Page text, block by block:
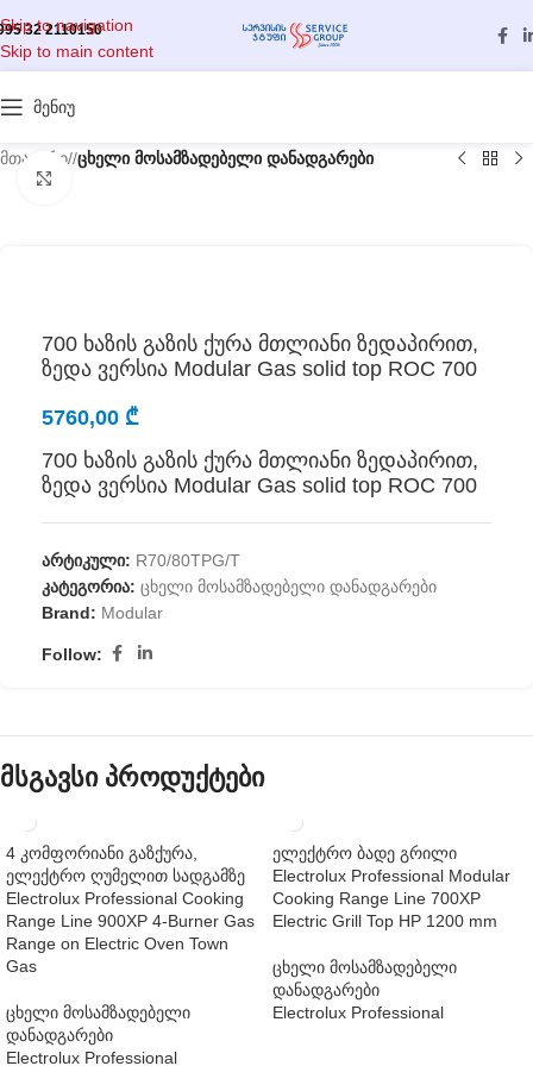
Skip to navigation
Skip to main content
32 2110150
მენიუ
მთავარი/ ცხელი მოსამზადებელი დანადგარები
700 ხაზის გაზის ქურა მთლიანი ზედაპირით,
ზედა ვერსია Modular Gas solid top ROC 700
5760,00 ₾
700 ხაზის გაზის ქურა მთლიანი ზედაპირით,
ზედა ვერსია Modular Gas solid top ROC 700
არტიკული: R70/80TPG/T
კატეგორია: ცხელი მოსამზადებელი დანადგარები
Brand: Modular
Follow:
მსგავსი პროდუქტები
4 კომფორიანი გაზქურა,
ელექტრო ღუმელით სადგამზე
Electrolux Professional Cooking
Range Line 900XP 4-Burner Gas
Range on Electric Oven Town
Gas
ცხელი მოსამზადებელი
დანადგარები
Electrolux Professional
ელექტრო ბადე გრილი
Electrolux Professional Modular
Cooking Range Line 700XP
Electric Grill Top HP 1200 mm
ცხელი მოსამზადებელი
დანადგარები
Electrolux Professional